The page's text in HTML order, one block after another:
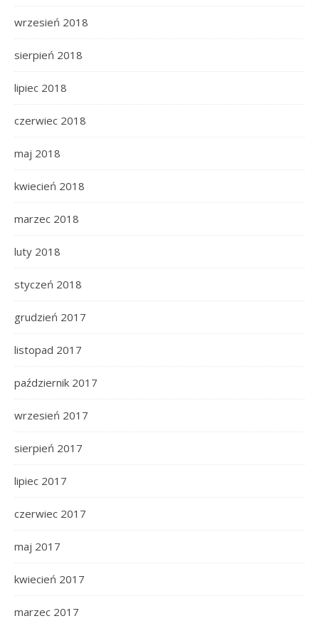
wrzesień 2018
sierpień 2018
lipiec 2018
czerwiec 2018
maj 2018
kwiecień 2018
marzec 2018
luty 2018
styczeń 2018
grudzień 2017
listopad 2017
październik 2017
wrzesień 2017
sierpień 2017
lipiec 2017
czerwiec 2017
maj 2017
kwiecień 2017
marzec 2017